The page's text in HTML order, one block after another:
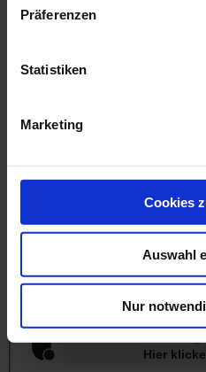
Präferenzen
Statistiken
Marketing
Cookies
Auswahl
Nur
SCHÖN&GUT
Kundenlogin
Anmelden
E-Mail
Passwort
Password hidden
Hier